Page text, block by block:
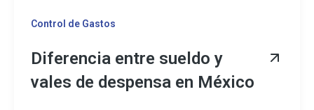
Control de Gastos
Diferencia entre sueldo y
vales de despensa en México